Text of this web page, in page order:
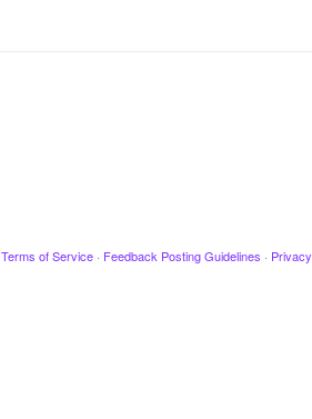
Terms of Service · Feedback Posting Guidelines ·